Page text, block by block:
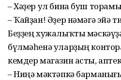
– Хәҙер ул бина буш
– Ҡайҙан! Әҙер нәмәгә эйә
Беҙҙең хужалыҡты
бүлмәһенә уларҙың
кемдер магазин асты,
– Ниңә мәктәпкә